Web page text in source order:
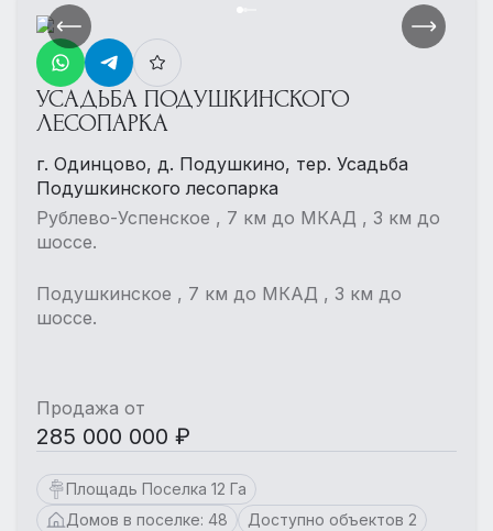
УСАДЬБА ПОДУШКИНСКОГО
ЛЕСОПАРКА
г. Одинцово, д. Подушкино, тер. Усадьба
Подушкинского лесопарка
Рублево-Успенское , 7 км до МКАД , 3 км до
шоссе.
Подушкинское , 7 км до МКАД , 3 км до
шоссе.
Продажа от
285 000 000 ₽
Площадь Поселка 12 Га
Домов в поселке: 48
Доступно объектов 2